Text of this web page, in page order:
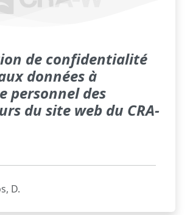
de confidentialité
données à
personnel des
du site web du CRA-
D.